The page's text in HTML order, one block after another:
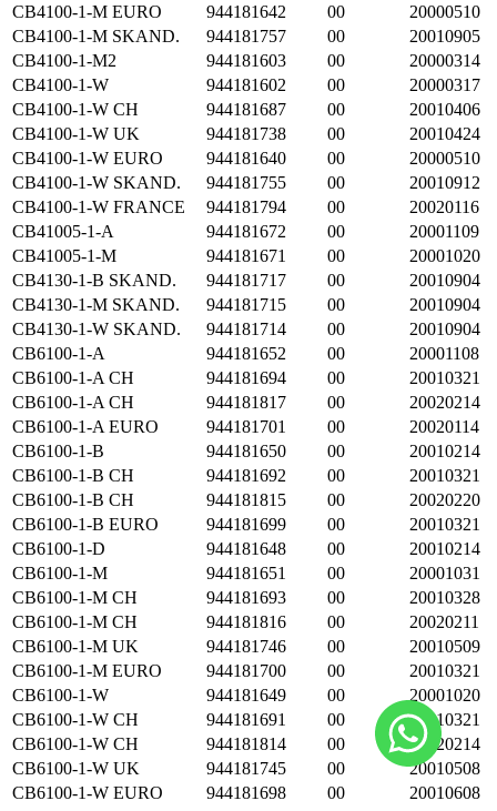
CB4100-1-M EURO
944181642 00
20000510
CB4100-1-M SKAND.
944181757 00
20010905
CB4100-1-M2
944181603 00
20000314
CB4100-1-W
944181602 00
20000317
CB4100-1-W CH
944181687 00
20010406
CB4100-1-W UK
944181738 00
20010424
CB4100-1-W EURO
944181640 00
20000510
CB4100-1-W SKAND.
944181755 00
20010912
CB4100-1-W FRANCE
944181794 00
20020116
CB41005-1-A
944181672 00
20001109
CB41005-1-M
944181671 00
20001020
CB4130-1-B SKAND.
944181717 00
20010904
CB4130-1-M SKAND.
944181715 00
20010904
CB4130-1-W SKAND.
944181714 00
20010904
CB6100-1-A
944181652 00
20001108
CB6100-1-A CH
944181694 00
20010321
CB6100-1-A CH
944181817 00
20020214
CB6100-1-A EURO
944181701 00
20020114
CB6100-1-B
944181650 00
20010214
CB6100-1-B CH
944181692 00
20010321
CB6100-1-B CH
944181815 00
20020220
CB6100-1-B EURO
944181699 00
20010321
CB6100-1-D
944181648 00
20010214
CB6100-1-M
944181651 00
20001031
CB6100-1-M CH
944181693 00
20010328
CB6100-1-M CH
944181816 00
20020211
CB6100-1-M UK
944181746 00
20010509
CB6100-1-M EURO
944181700 00
20010321
CB6100-1-W
944181649 00
20001020
CB6100-1-W CH
944181691 00
20010321
CB6100-1-W CH
944181814 00
20020214
CB6100-1-W UK
944181745 00
20010508
CB6100-1-W EURO
944181698 00
20010608